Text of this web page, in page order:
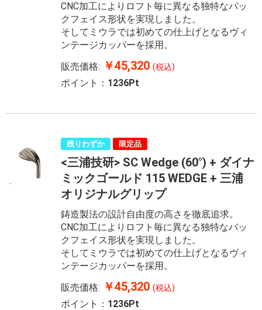
CNC加工によりロフト毎に異なる独特なバッ
クフェイス形状を実現しました。
そしてミウラでは初めての仕上げとなるヴィ
ンテージカッパーを採用。
販売価格: ￥45,320(税込)
ポイント： 1236Pt
残りわずか 限定品
<三浦技研> SC Wedge (60°) + ダイナ
ミックゴールド 115 WEDGE + 三浦
オリジナルグリップ
鋳造製法の設計自由度の高さを徹底追求。
CNC加工によりロフト毎に異なる独特なバッ
クフェイス形状を実現しました。
そしてミウラでは初めての仕上げとなるヴィ
ンテージカッパーを採用。
販売価格: ￥45,320(税込)
ポイント： 1236Pt